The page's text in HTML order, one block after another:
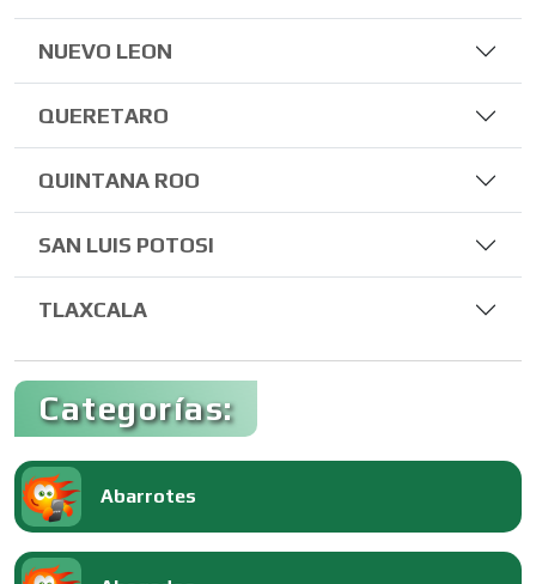
NUEVO LEON
QUERETARO
QUINTANA ROO
SAN LUIS POTOSI
TLAXCALA
Categorías:
Abarrotes